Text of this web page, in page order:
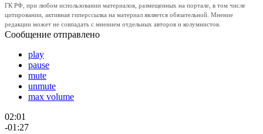
ГК РФ, при любом использовании материалов, размещенных на портале, в том числе
цитировании, активная гиперссылка на материал является обязательной. Мнение
редакции может не совпадать с мнением отдельных авторов и колумнистов.
Сообщение отправлено
play
pause
mute
unmute
max volume
02:01
-01:27